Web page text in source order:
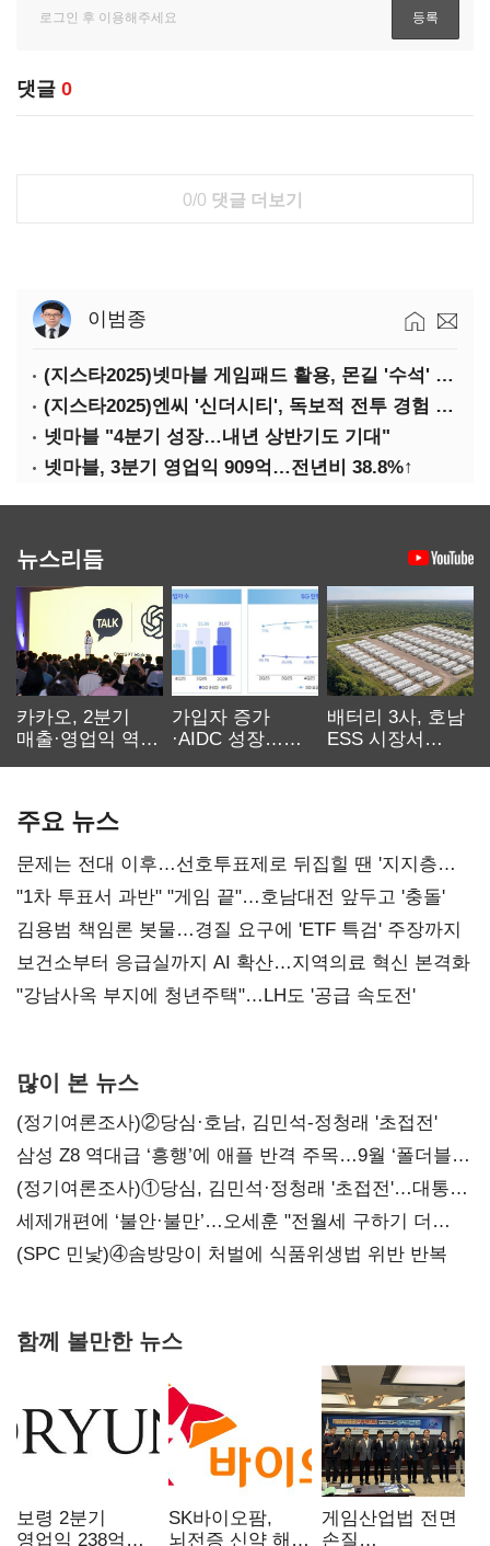
댓글 0
0/0 댓글 더보기
이범종
(지스타2025)넷마블 게임패드 활용, 몬길 '수석' 7대죄 '차석'
(지스타2025)엔씨 '신더시티', 독보적 전투 경험 필요
넷마블 "4분기 성장…내년 상반기도 기대"
넷마블, 3분기 영업익 909억…전년비 38.8%↑
뉴스리듬
카카오, 2분기
매출·영업익 역대
가입자 증가
·AIDC 성장…
배터리 3사, 호남
ESS 시장서
주요 뉴스
문제는 전대 이후…선호투표제로 뒤집힐 땐 '지지층
불복'
"1차 투표서 과반" "게임 끝"…호남대전 앞두고 '충돌'
김용범 책임론 봇물…경질 요구에 'ETF 특검' 주장까지
보건소부터 응급실까지 AI 확산…지역의료 혁신 본격화
"강남사옥 부지에 청년주택"…LH도 '공급 속도전'
많이 본 뉴스
(정기여론조사)②당심·호남, 김민석-정청래 '초접전'
삼성 Z8 역대급 ‘흥행’에 애플 반격 주목…9월 ‘폴더블
대전’
(정기여론조사)①당심, 김민석·정청래 '초접전'…대통령
지지도 '50% 아래로'(종합)
세제개편에 ‘불안·불만’…오세훈 "전월세 구하기 더
힘들어질 것"
(SPC 민낯)④솜방망이 처벌에 식품위생법 위반 반복
함께 볼만한 뉴스
보령 2분기
영업익 238억…
SK바이오팜,
뇌전증 신약 해외
게임산업법 전면
손질